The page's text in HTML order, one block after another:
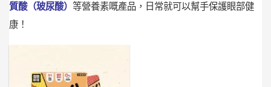
質酸（玻尿酸） 等營養素嘅產品，日常就可以幫手保護眼部健
康！